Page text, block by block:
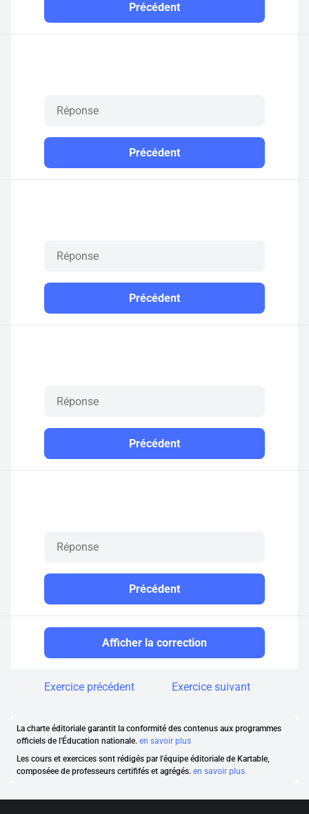
Précédent
Précédent
Précédent
Précédent
Précédent
Afficher la correction
Exercice précédent Exercice suivant
La charte éditoriale garantit la conformité des contenus aux programmes
officiels de l'Éducation nationale. en savoir plus
Les cours et exercices sont rédigés par l'équipe éditoriale de Kartable,
composéee de professeurs certififés et agrégés. en savoir plus